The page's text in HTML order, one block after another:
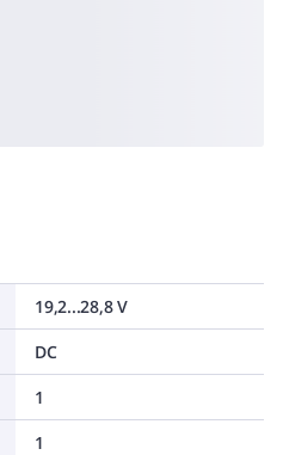
19,2...28,8 V
DC
1
1